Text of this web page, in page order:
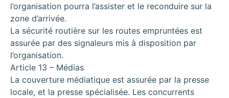
l’organisation pourra l’assister et le reconduire sur la
zone d’arrivée.
La sécurité routière sur les routes empruntées est
assurée par des signaleurs mis à disposition par
l’organisation.
Article 13 – Médias
La couverture médiatique est assurée par la presse
locale, et la presse spécialisée. Les concurrents